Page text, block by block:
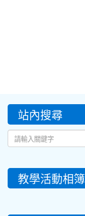
::: 站內搜尋
教學活動相簿